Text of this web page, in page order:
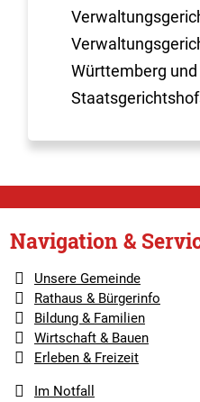
Württemberg
Navigation &
Unsere Gemeinde
Rathaus & Bürgerinfo
Bildung & Familien
Wirtschaft & Bauen
Erleben & Freizeit
Im Notfall